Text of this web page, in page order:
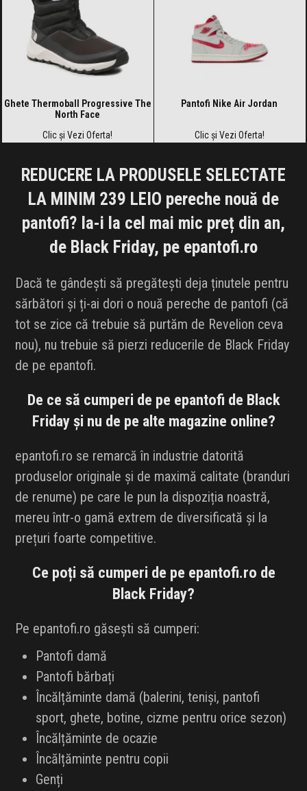
Ghete Thermoball Progressive The
North Face
Clic și Vezi Oferta!
Pantofi Nike Air Jordan
Clic și Vezi Oferta!
REDUCERE LA PRODUSELE SELECTATE
LA MINIM 239 LEIO pereche nouă de
pantofi? Ia-i la cel mai mic preț din an,
de Black Friday, pe epantofi.ro
Dacă te gândești să pregătești deja ținutele pentru
sărbători și ți-ai dori o nouă pereche de pantofi (că
tot se zice că trebuie să purtăm de Revelion ceva
nou), nu trebuie să pierzi reducerile de Black Friday
de pe epantofi.
De ce să cumperi de pe epantofi de Black
Friday și nu de pe alte magazine online?
epantofi.ro se remarcă în industrie datorită
produselor originale și de maximă calitate (branduri
de renume) pe care le pun la dispoziția noastră,
mereu într-o gamă extrem de diversificată și la
prețuri foarte competitive.
Ce poți să cumperi de pe epantofi.ro de
Black Friday?
Pe epantofi.ro găsești să cumperi:
Pantofi damă
Pantofi bărbați
Încălțăminte damă (balerini, teniși, pantofi
sport, ghete, botine, cizme pentru orice sezon)
Încălțăminte de ocazie
Încălțăminte pentru copii
Genți